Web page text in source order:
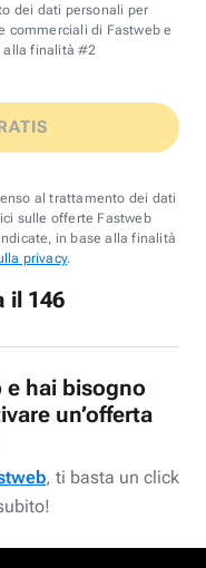
dei dati personali per
commerciali di Fastweb e
alla finalità #2
al trattamento dei dati
sulle offerte Fastweb
in base alla finalità
privacy.
il 146
e hai bisogno
un’offerta
, ti basta un click